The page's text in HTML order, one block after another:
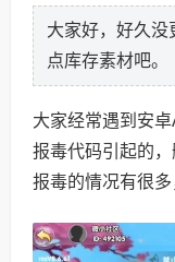
大家好，好久没
点库存素材吧。
大家经常遇到安
报毒代码引起的
报毒的情况有很多